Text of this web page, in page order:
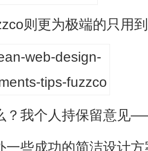
则更为极端的只用
？我个人持保留意见
一些成功的简洁设计